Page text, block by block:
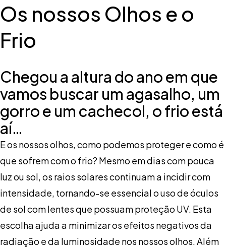
Os nossos Olhos e o
Frio
Chegou a altura do ano em que
vamos buscar um agasalho, um
gorro e um cachecol, o frio está
aí…
E os nossos olhos, como podemos proteger e como é
que sofrem com o frio? Mesmo em dias com pouca
luz ou sol, os raios solares continuam a incidir com
intensidade, tornando-se essencial o uso de óculos
de sol com lentes que possuam proteção UV. Esta
escolha ajuda a minimizar os efeitos negativos da
radiação e da luminosidade nos nossos olhos. Além